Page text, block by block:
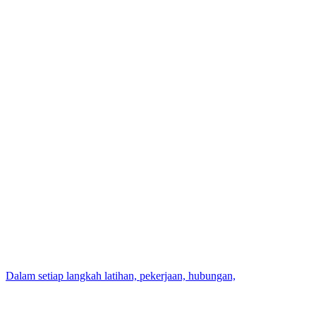
Dalam setiap langkah latihan, pekerjaan, hubungan,